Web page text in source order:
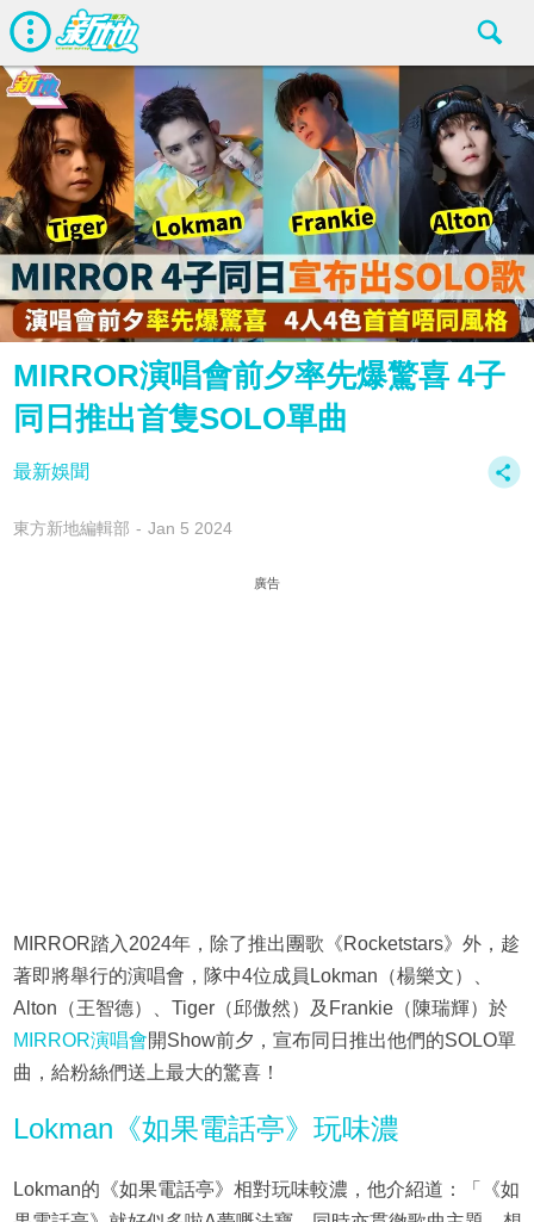
MIRROR演唱會前夕率先爆驚喜 4子
同日推出首隻SOLO單曲
最新娛聞
東方新地編輯部 Jan 5 2024
廣告
MIRROR踏入2024年，除了推出團歌《Rocketstars》外，趁
著即將舉行的演唱會，隊中4位成員Lokman（楊樂文）、
Alton（王智德）、Tiger（邱傲然）及Frankie（陳瑞輝）於
MIRROR演唱會開Show前夕，宣布同日推出他們的SOLO單
曲，給粉絲們送上最大的驚喜！
Lokman《如果電話亭》玩味濃
Lokman的《如果電話亭》相對玩味較濃，他介紹道：「《如